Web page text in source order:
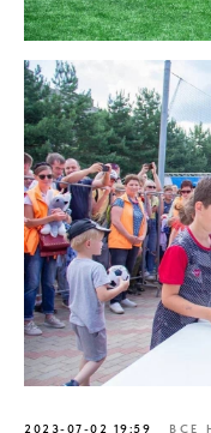
2023-07-02 19:59 ВСЕ